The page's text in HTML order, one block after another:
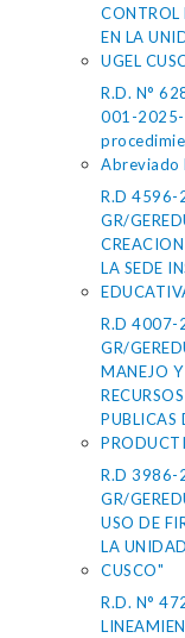
CONTROL
EN LA
UGEL
R.D. N°
001-2025-
Abreviado
R.D 4596-
GR/
LA SEDE
R.D 4007-
GR/
MANEJO
PUBLICAS
R.D 3986-
GR/
USO DE
LA
CUSCO"
R.D. N°